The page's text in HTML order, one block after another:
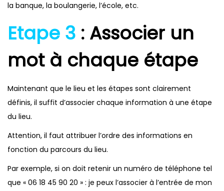
la banque, la boulangerie, l’école, etc.
Etape 3 : Associer un
mot à chaque étape
Maintenant que le lieu et les étapes sont clairement
définis, il suffit d’associer chaque information à une étape
du lieu.
Attention, il faut attribuer l’ordre des informations en
fonction du parcours du lieu.
Par exemple, si on doit retenir un numéro de téléphone tel
que « 06 18 45 90 20 » : je peux l’associer à l’entrée de mon